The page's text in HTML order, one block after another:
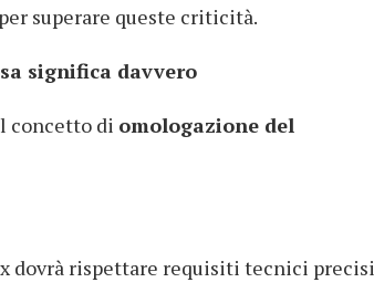
superare queste criticità.
significa davvero
concetto di omologazione del
dovrà rispettare requisiti tecnici precisi